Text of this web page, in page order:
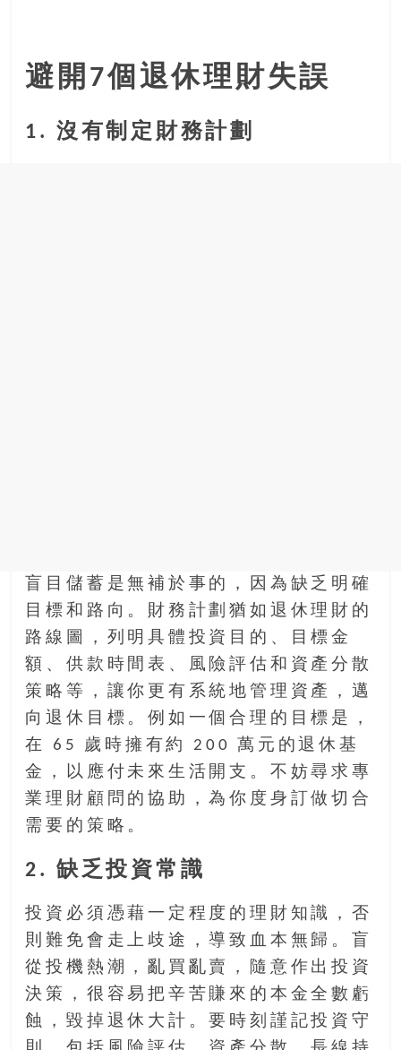
避開7個退休理財失誤
1. 沒有制定財務計劃
盲目儲蓄是無補於事的，因為缺乏明確
目標和路向。財務計劃猶如退休理財的
路線圖，列明具體投資目的、目標金
額、供款時間表、風險評估和資產分散
策略等，讓你更有系統地管理資產，邁
向退休目標。例如一個合理的目標是，
在 65 歲時擁有約 200 萬元的退休基
金，以應付未來生活開支。不妨尋求專
業理財顧問的協助，為你度身訂做切合
需要的策略。
2. 缺乏投資常識
投資必須憑藉一定程度的理財知識，否
則難免會走上歧途，導致血本無歸。盲
從投機熱潮，亂買亂賣，隨意作出投資
決策，很容易把辛苦賺來的本金全數虧
蝕，毀掉退休大計。要時刻謹記投資守